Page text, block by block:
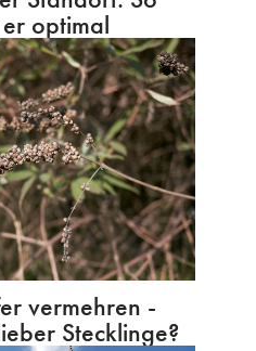
optimal
vermehren -
Stecklinge?